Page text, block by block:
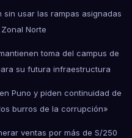
usar las rampas asignadas
Norte
toma del campus de
su futura infraestructura
Puno y piden continuidad de
burros de la corrupción»
ventas por más de S/250